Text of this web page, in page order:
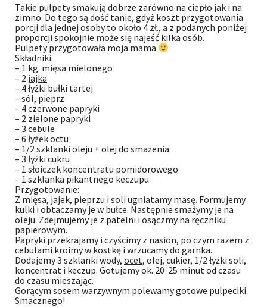
Takie pulpety smakują dobrze zarówno na ciepło jak i na
zimno. Do tego są dość tanie, gdyż koszt przygotowania
porcji dla jednej osoby to około 4 zł., a z podanych poniżej
proporcji spokojnie może się najeść kilka osób.
Pulpety przygotowała moja mama
Składniki:
– 1 kg. mięsa mielonego
– 2 jajka
– 4 łyżki bułki tartej
– sól, pieprz
– 4 czerwone papryki
– 2 zielone papryki
– 3 cebule
– 6 łyżek octu
– 1/2 szklanki oleju + olej do smażenia
– 3 łyżki cukru
– 1 słoiczek koncentratu pomidorowego
– 1 szklanka pikantnego keczupu
Przygotowanie:
Z mięsa, jajek, pieprzu i soli ugniatamy masę. Formujemy
kulki i obtaczamy je w bułce. Następnie smażymy je na
oleju. Zdejmujemy je z patelni i osączmy na ręczniku
papierowym.
Papryki przekrajamy i czyścimy z nasion, po czym razem z
cebulami kroimy w kostkę i wrzucamy do garnka.
Dodajemy 3 szklanki wody, ocet, olej, cukier, 1/2 łyżki soli,
koncentrat i keczup. Gotujemy ok. 20-25 minut od czasu
do czasu mieszając.
Gorącym sosem warzywnym polewamy gotowe pulpeciki.
Smacznego!